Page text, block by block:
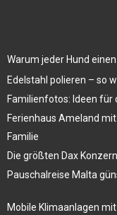
Warum jeder Hund
Edelstahl polieren – so
Familienfotos: Ideen für
Ferienhaus Ameland
Familie
Die größten Dax
Pauschalreise Malta
Mobile Klimaanlagen